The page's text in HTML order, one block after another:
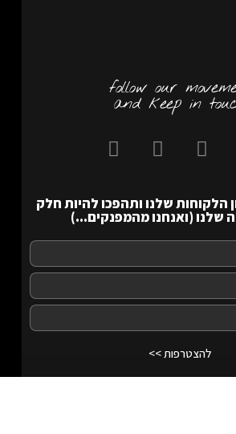
follow our
and keep in
הלקוחות שלנו ותהפכו להיות חלק
(ואנחנו מהמפנקים...)
להצטרפות >>